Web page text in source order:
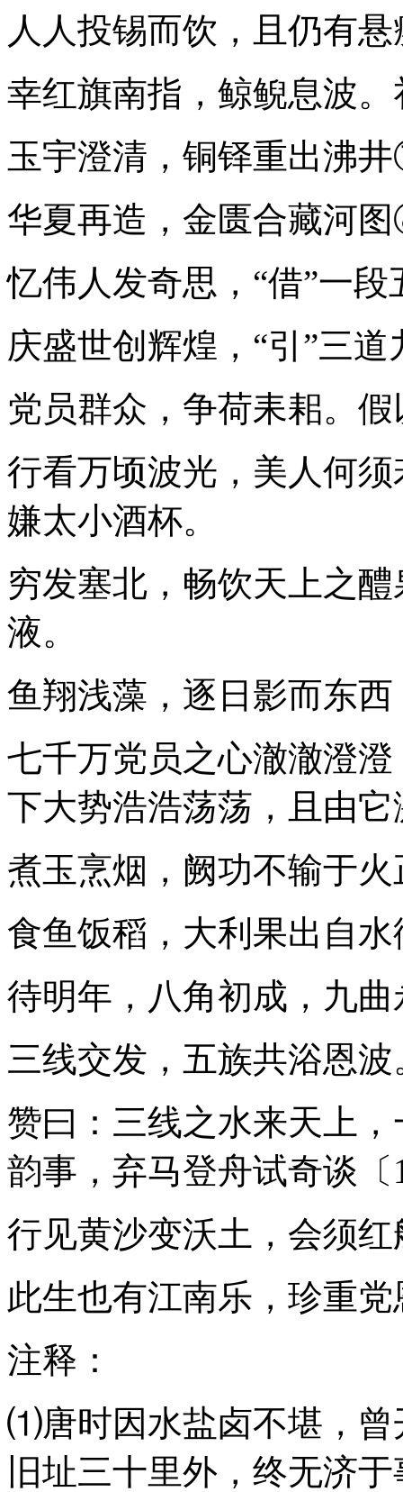
人人投锡而饮，且仍有
幸红旗南指，鲸鲵息波
玉宇澄清，铜铎重出沸
华夏再造，金匮合藏河
忆伟人发奇思，“借”一
庆盛世创辉煌，“引”三
党员群众，争荷耒耜。
行看万顷波光，美人何
嫌太小酒杯。
穷发塞北，畅饮天上之
液。
鱼翔浅藻，逐日影而东
七千万党员之心澈澈澄
下大势浩浩荡荡，且由
煮玉烹烟，阙功不输于
食鱼饭稻，大利果出自
待明年，八角初成，九
三线交发，五族共浴恩波
赞曰：三线之水来天上
韵事，弃马登舟试奇谈〔
行见黄沙变沃土，会须
此生也有江南乐，珍重党
注释：
⑴唐时因水盐卤不堪，曾
旧址三十里外，终无济